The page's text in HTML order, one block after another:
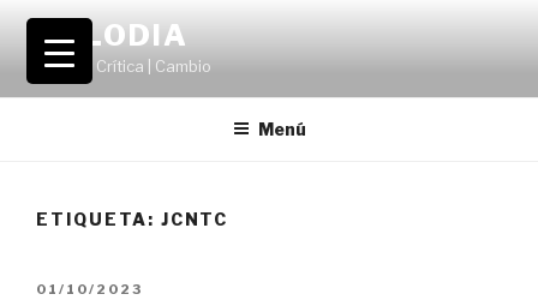
Saltar
contenido
VOLODIA
Teatro | Crítica | Cambio
Menú
ETIQUETA: JCNTC
PUBLICADO
01/10/2023